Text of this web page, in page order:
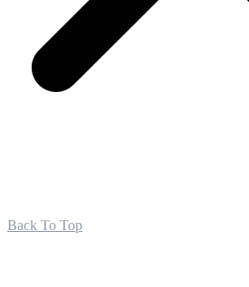
Back To Top